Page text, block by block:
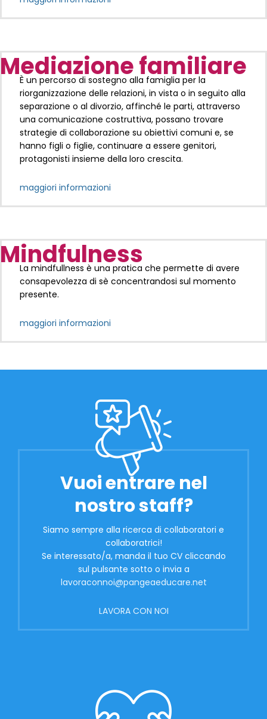
Mediazione familiare
È un percorso di sostegno alla famiglia per la
riorganizzazione delle relazioni, in vista o in seguito alla
separazione o al divorzio, affinché le parti, attraverso
una comunicazione costruttiva, possano trovare
strategie di collaborazione su obiettivi comuni e, se
hanno figli o figlie, continuare a essere genitori,
protagonisti insieme della loro crescita.
maggiori informazioni
Mindfulness
La mindfullness è una pratica che permette di avere
consapevolezza di sè concentrandosi sul momento
presente.
maggiori informazioni
Vuoi entrare nel
nostro staff?
Siamo sempre alla ricerca di collaboratori e
collaboratrici!
Se interessato/a, manda il tuo CV cliccando
sul pulsante sotto o invia a
lavoraconnoi@pangeaeducare.net
LAVORA CON NOI